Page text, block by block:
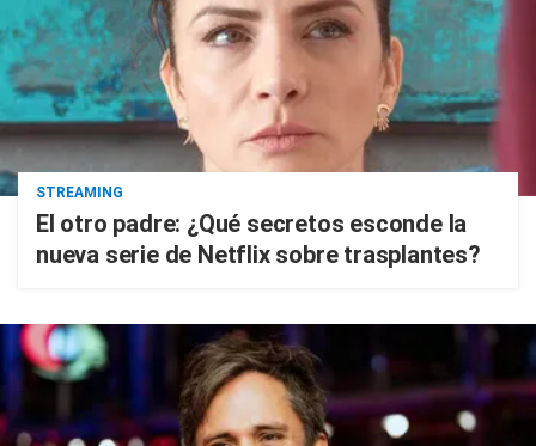
STREAMING
El otro padre: ¿Qué secretos esconde la
nueva serie de Netflix sobre trasplantes?